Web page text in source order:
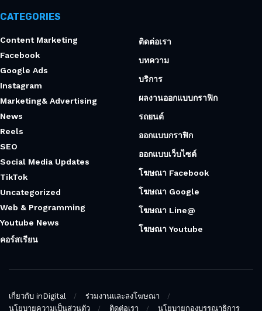
CATEGORIES
Content Marketing
Facebook
Google Ads
Instagram
Marketing& Advertising
News
Reels
SEO
Social Media Updates
TikTok
Uncategorized
Web & Programming
Youtube News
คอร์สเรียน
ติดต่อเรา
บทความ
บริการ
ผลงานออกแบบกราฟิก
รถยนต์
ออกแบบกราฟิก
ออกแบบเว็บไซต์
โฆษณา Facebook
โฆษณา Google
โฆษณา Line@
โฆษณา Youtube
เกี่ยวกับ inDigital
ร่วมงานและลงโฆษณา
นโยบายความเป็นส่วนตัว
ติดต่อเรา นโยบายกองบรรณาธิการ